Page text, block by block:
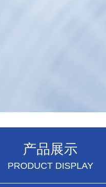
产品展示
PRODUCT DISPLAY